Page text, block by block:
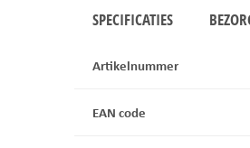
SPECIFICATIES
Artikelnummer
EAN code